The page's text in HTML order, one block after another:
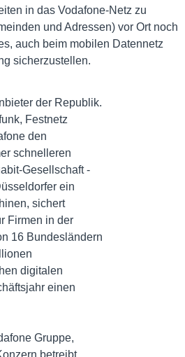
in das Vodafone-Netz zu
und Adressen) vor Ort noch
auch beim mobilen Datennetz
sicherzustellen.
der Republik.
Festnetz
den
schnelleren
Gesellschaft -
ein
sichert
Firmen in der
16 Bundesländern
digitalen
einen
Gruppe,
betreibt